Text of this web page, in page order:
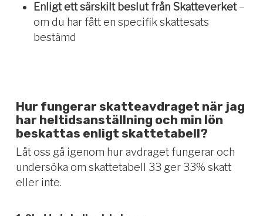
Enligt ett särskilt beslut från Skatteverket–
om du har fått en specifik skattesats
bestämd
Hur fungerar skatteavdraget när jag
har heltidsanställning och min lön
beskattas enligt skattetabell?
Låt oss gå igenom hur avdraget fungerar och
undersöka om skattetabell 33 ger 33% skatt
eller inte.